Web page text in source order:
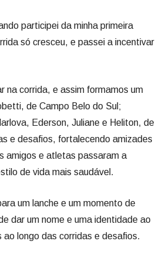
participei da minha primeira
só cresceu, e passei a incentivar
na corrida, e assim formamos um
de Campo Belo do Sul;
Ederson, Juliane e Heliton, de
e desafios, fortalecendo amizades
amigos e atletas passaram a
de vida mais saudável.
um lanche e um momento de
dar um nome e uma identidade ao
longo das corridas e desafios.